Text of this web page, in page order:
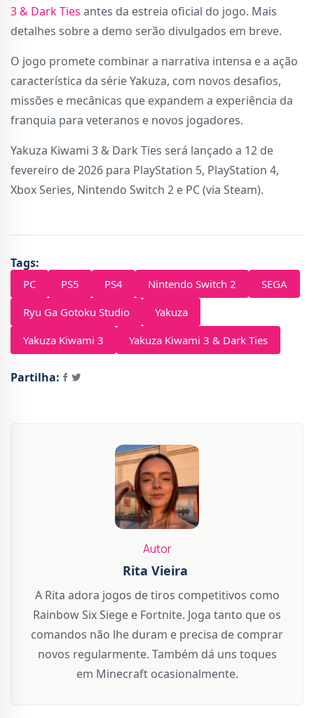
3 & Dark Ties antes da estreia oficial do jogo. Mais
detalhes sobre a demo serão divulgados em breve.
O jogo promete combinar a narrativa intensa e a ação
característica da série Yakuza, com novos desafios,
missões e mecânicas que expandem a experiência da
franquia para veteranos e novos jogadores.
Yakuza Kiwami 3 & Dark Ties será lançado a 12 de
fevereiro de 2026 para PlayStation 5, PlayStation 4,
Xbox Series, Nintendo Switch 2 e PC (via Steam).
Tags:
PC PS5 PS4 Nintendo Switch 2
SEGA
Ryu Ga Gotoku Studio
Yakuza
Yakuza Kiwami 3
Yakuza Kiwami 3 & Dark Ties
Partilha:
Autor
Rita Vieira
A Rita adora jogos de tiros competitivos como
Rainbow Six Siege e Fortnite. Joga tanto que os
comandos não lhe duram e precisa de comprar
novos regularmente. Também dá uns toques
em Minecraft ocasionalmente.